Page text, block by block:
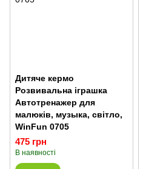
Дитяче кермо
Розвивальна іграшка
Автотренажер для
малюків, музыка, світло,
WinFun 0705
475 грн
В наявності